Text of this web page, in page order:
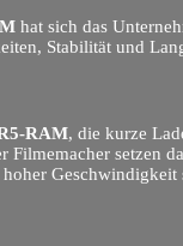
hat sich das
Stabilität und
RAM, die kurze
setzen
Geschwindigkeit